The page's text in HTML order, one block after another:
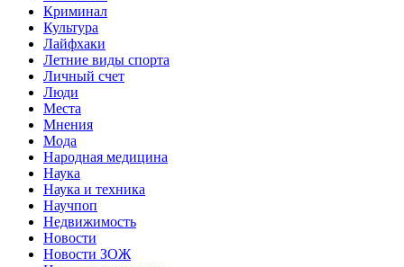
Криминал
Культура
Лайфхаки
Летние виды спорта
Личный счет
Люди
Места
Мнения
Мода
Народная медицина
Наука
Наука и техника
Научпоп
Недвижимость
Новости
Новости ЗОЖ